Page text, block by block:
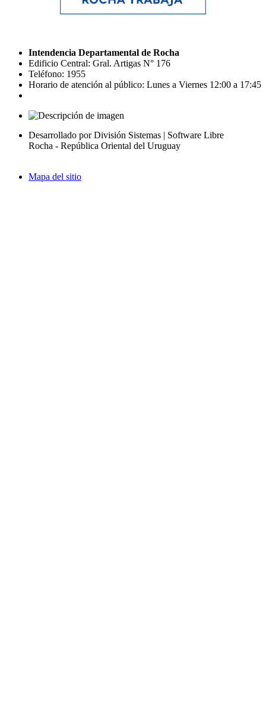
Intendencia Departamental de Rocha
Edificio Central: Gral. Artigas N° 176
Teléfono: 1955
Horario de atención al público: Lunes a Viernes 12:00 a 17:45
Desarrollado por División Sistemas | Software Libre
Rocha - República Oriental del Uruguay
Mapa del sitio